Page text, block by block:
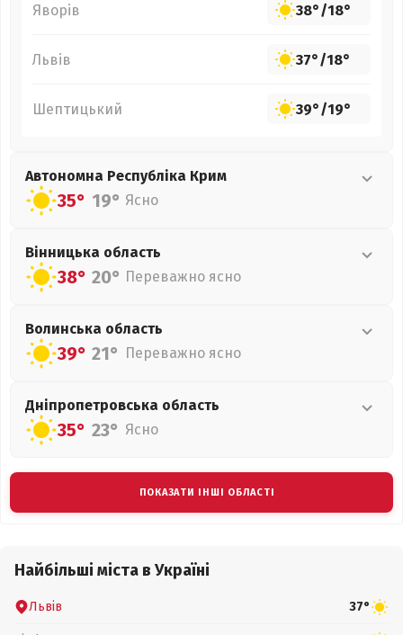
Яворів 38°/18°
Львів 37°/18°
Шептицький 39°/19°
Автономна Республіка Крим
35° 19° Ясно
Вінницька область
38° 20° Переважно ясно
Волинська область
39° 21° Переважно ясно
Дніпропетровська область
35° 23° Ясно
ПОКАЗАТИ ІНШІ ОБЛАСТІ
Найбільші міста в Україні
Львів 37°